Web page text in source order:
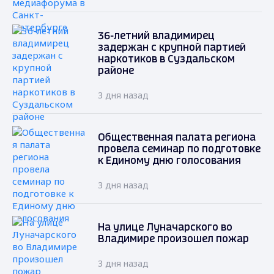
36-летний владимирец
задержан с крупной партией
наркотиков в Суздальском
районе
3 дня назад
Общественная палата региона
провела семинар по подготовке
к Единому дню голосования
3 дня назад
На улице Луначарского во
Владимире произошел пожар
3 дня назад